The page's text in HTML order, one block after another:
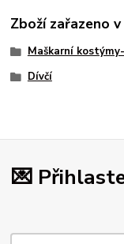
Zboží zařazeno
Maškarní
Dívčí
💌